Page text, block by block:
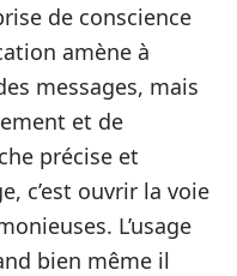
de conscience
amène à
messages, mais
et de
précise et
c’est ouvrir la voie
L’usage
bien même il